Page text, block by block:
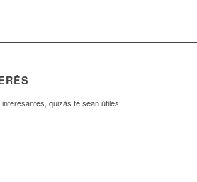
quizás te sean útiles.